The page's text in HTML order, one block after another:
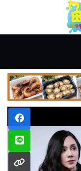
首
市
政
文
教
樂